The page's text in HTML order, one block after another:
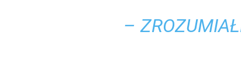
–